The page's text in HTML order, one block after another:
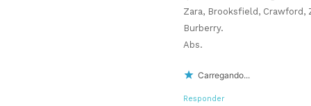
Zara, Brooksfield, Crawford,
Burberry.
Abs.
Carregando...
Responder